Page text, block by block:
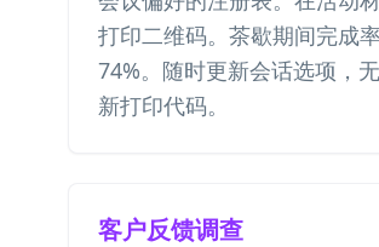
打印二维码。茶歇期间完成
74%。随时更新会话选项，
新打印代码。
客户反馈调查